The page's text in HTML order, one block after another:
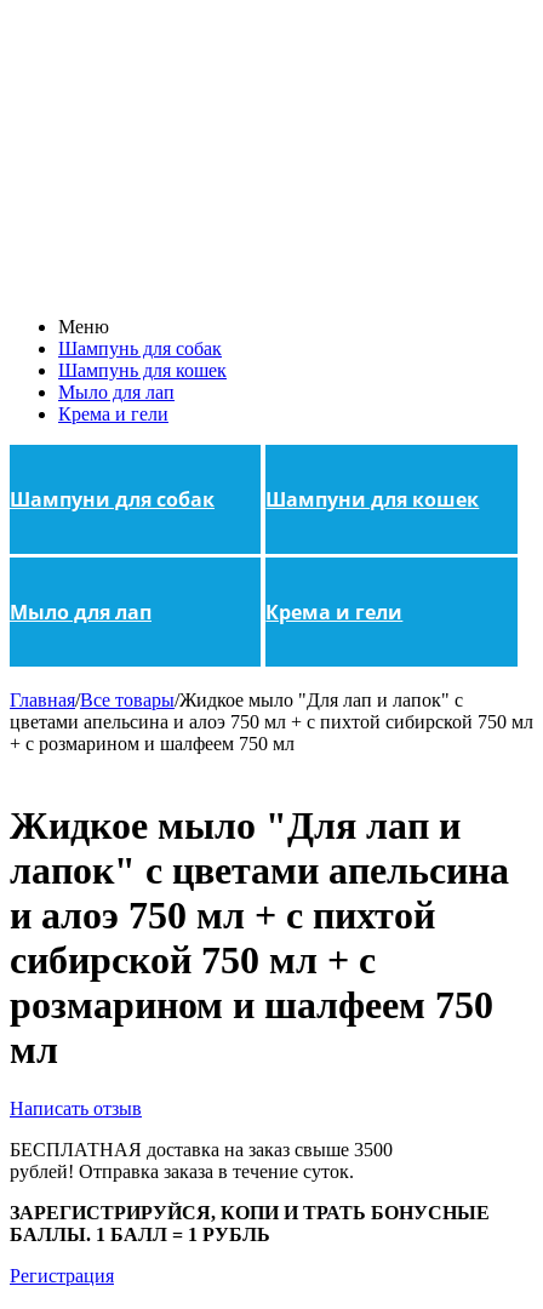
Меню
Шампунь для собак
Шампунь для кошек
Мыло для лап
Крема и гели
Шампуни для собак Шампуни для кошек
Мыло для лап Крема и гели
Главная/Все товары/Жидкое мыло "Для лап и лапок" с
цветами апельсина и алоэ 750 мл + с пихтой сибирской 750 мл
+ с розмарином и шалфеем 750 мл
Жидкое мыло "Для лап и
лапок" с цветами апельсина
и алоэ 750 мл + с пихтой
сибирской 750 мл + с
розмарином и шалфеем 750
мл
Написать отзыв
БЕСПЛАТНАЯ доставка на заказ свыше 3500
рублей! Отправка заказа в течение суток.
ЗАРЕГИСТРИРУЙСЯ, КОПИ И ТРАТЬ БОНУСНЫЕ
БАЛЛЫ. 1 БАЛЛ = 1 РУБЛЬ
Регистрация